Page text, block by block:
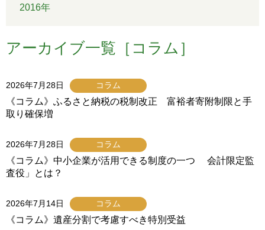
2016年
アーカイブ一覧［コラム］
2026年7月28日 コラム
《コラム》ふるさと納税の税制改正 富裕者寄附制限と手
取り確保増
2026年7月28日 コラム
《コラム》中小企業が活用できる制度の一つ 会計限定監
査役」とは？
2026年7月14日 コラム
《コラム》遺産分割で考慮すべき特別受益